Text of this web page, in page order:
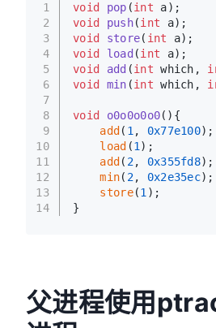
1
2
3
4
5
6
7
8
9
10
11
12
13
14
void pop (int a) ;
void
push(int a) ;
void
store( int a) ;
void
load (int a) ;
void
add (int which,
void
min (int which,
void o0o0o0o0() {
add ( 1, 0x77e100);
load (1);
add ( 2, 0x355fd8);
min( 2, 0x2e35ec);
store(1);
}
父进程使用